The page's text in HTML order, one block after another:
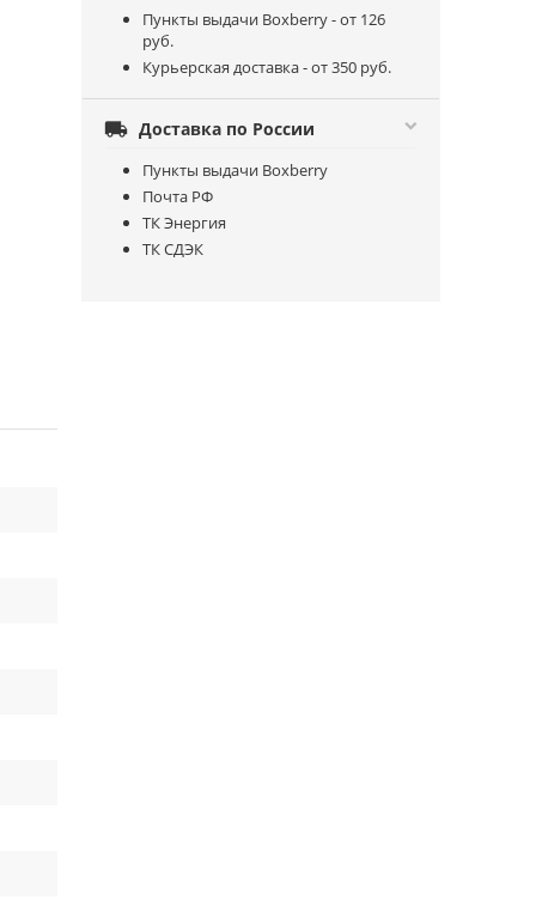
Пункты выдачи Boxberry - от 126
руб.
Курьерская доставка - от 350 руб.
 Доставка по России
Пункты выдачи Boxberry
Почта РФ
ТК Энергия
ТК СДЭК